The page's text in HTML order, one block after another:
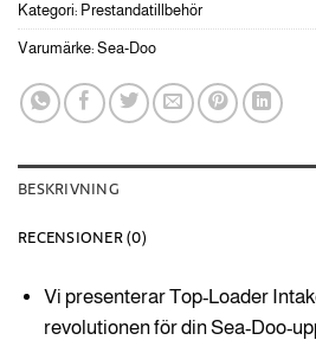
Kategori: Prestandatillbehör
Varumärke: Sea-Doo
BESKRIVNING
RECENSIONER (0)
Vi presenterar Top-Loader
revolutionen för din Sea-Doo-